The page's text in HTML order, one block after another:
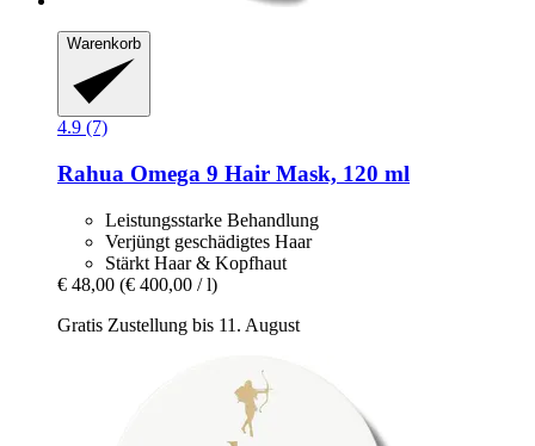
Warenkorb
4.9 (7)
Rahua Omega 9 Hair Mask, 120 ml
Leistungsstarke Behandlung
Verjüngt geschädigtes Haar
Stärkt Haar & Kopfhaut
€ 48,00 (€ 400,00 / l)
Gratis Zustellung bis 11. August